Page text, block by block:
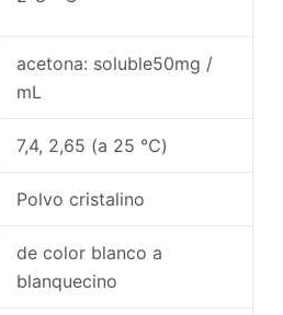
acetona: soluble50mg /
mL
7,4, 2,65 (a 25 ℃)
Polvo cristalino
de color blanco a
blanquecino